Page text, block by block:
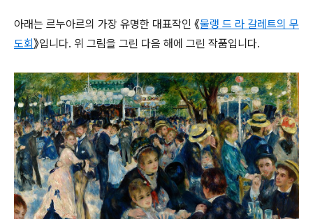
아래는 르누아르의 가장 유명한 대표작인 《물랭 드 라 갈레트의 무
도회》입니다. 위 그림을 그린 다음 해에 그린 작품입니다.